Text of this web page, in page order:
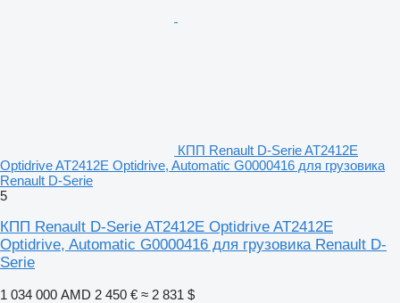
КПП Renault D-Serie AT2412E
Optidrive AT2412E Optidrive, Automatic G0000416 для грузовика
Renault D-Serie
5
КПП Renault D-Serie AT2412E Optidrive AT2412E
Optidrive, Automatic G0000416 для грузовика Renault D-
Serie
1 034 000 AMD 2 450 € ≈ 2 831 $